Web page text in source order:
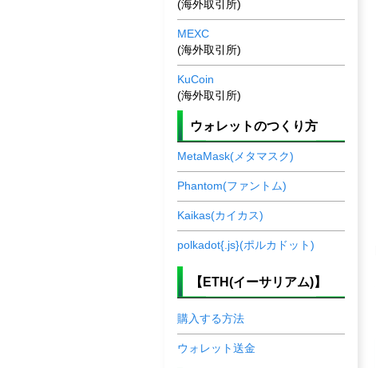
(海外取引所)
MEXC
(海外取引所)
KuCoin
(海外取引所)
ウォレットのつくり方
MetaMask(メタマスク)
Phantom(ファントム)
Kaikas(カイカス)
polkadot{.js}(ポルカドット)
【ETH(イーサリアム)】
購入する方法
ウォレット送金